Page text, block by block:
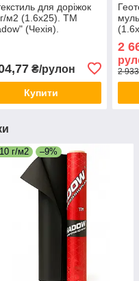
для доріжок
м2 (1.6х25). ТМ
(Чехія).
₴/рулон
Купити
2
2
г/м2 –9%